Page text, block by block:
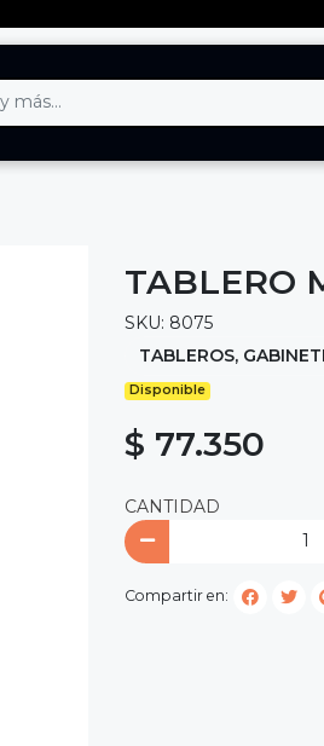
TABLERO
SKU: 8075
TABLEROS,
Disponible
$ 77.350
CANTIDAD
Compartir en: